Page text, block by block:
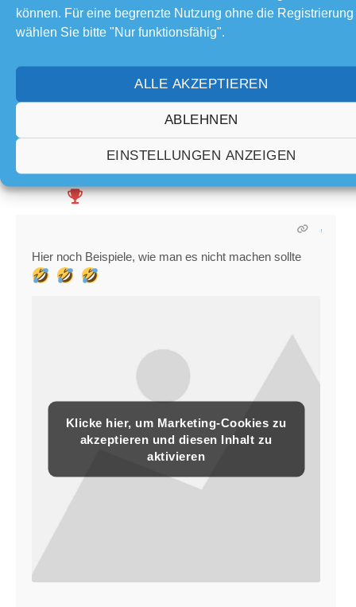
können. Für eine begrenzte Nutzung ohne die Registrierung
wählen Sie bitte "Nur funktionsfähig".
ALLE AKZEPTIEREN
ABLEHNEN
EINSTELLUNGEN ANZEIGEN
(@dim)
Beiträge: 2921
Erhabenes Mitglied Admin
Hier noch Beispiele, wie man es nicht machen sollte
Klicke hier, um Marketing-Cookies zu
akzeptieren und diesen Inhalt zu
aktivieren